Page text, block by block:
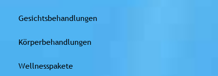
Gesichtsbehandlungen
Körperbehandlungen
Wellnesspakete